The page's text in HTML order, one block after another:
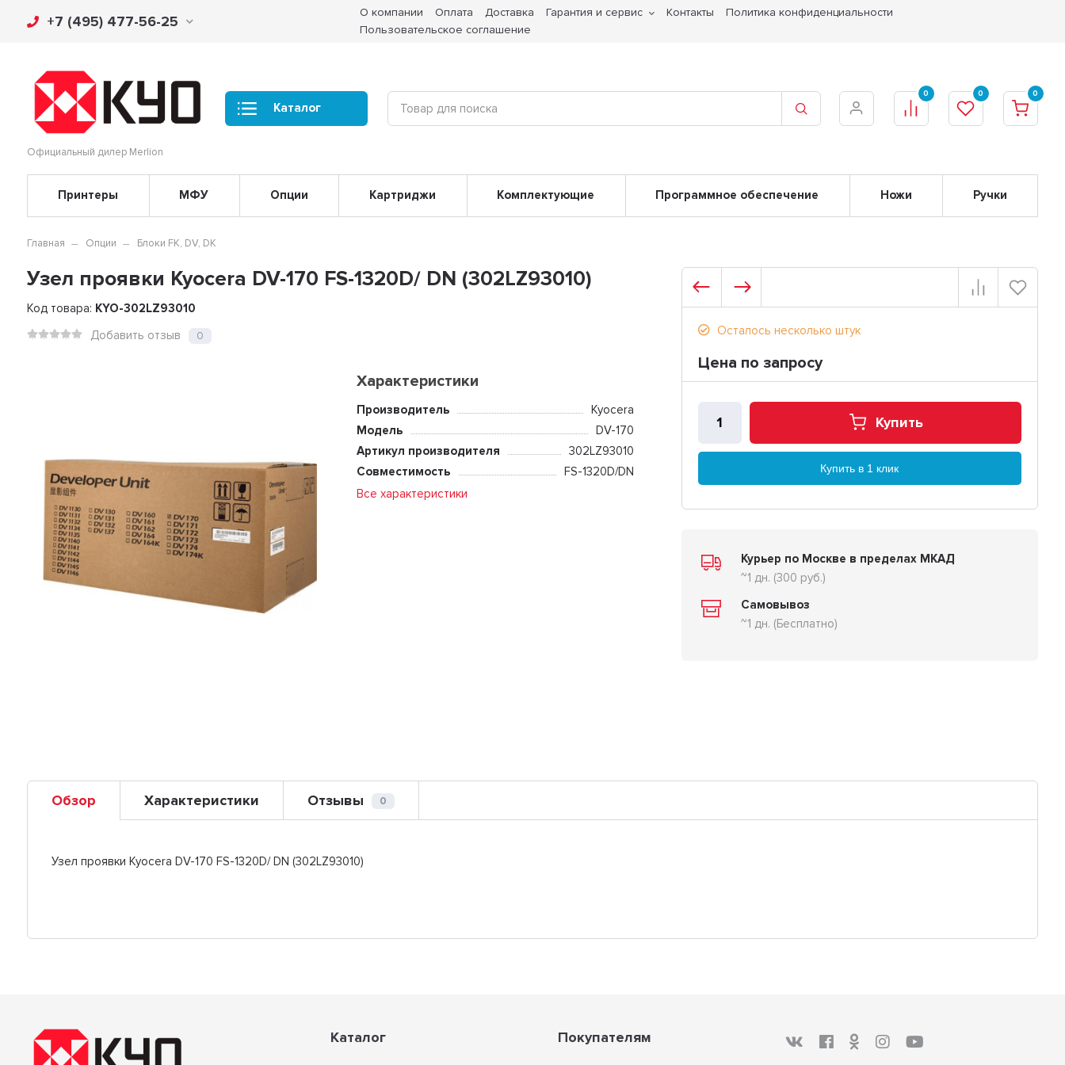
+7 (495) 477-56-25
О компании Оплата Доставка Гарантия и сервис Контакты
Политика конфиденциальности
Пользовательское соглашение
Официальный дилер Merlion
Каталог
0 0 0
Принтеры МФУ Опции Картриджи Комплектующие Программное обеспечение Ножи Ручки
Главная Опции Блоки FK, DV, DK
Узел проявки Kyocera DV-170 FS-1320D/ DN (302LZ93010)
Код товара: KYO-302LZ93010
Добавить отзыв
0
Характеристики
Производитель
Kyocera
Модель
DV-170
Артикул производителя
302LZ93010
Совместимость
FS-1320D/DN
Все характеристики
Осталось несколько штук
Цена по запросу
Купить
Купить в 1 клик
Курьер по Москве в пределах МКАД
~1 дн. (300 руб.)
Самовывоз
~1 дн. (Бесплатно)
Обзор Характеристики Отзывы 0
Узел проявки Kyocera DV-170 FS-1320D/ DN (302LZ93010)
Каталог Покупателям